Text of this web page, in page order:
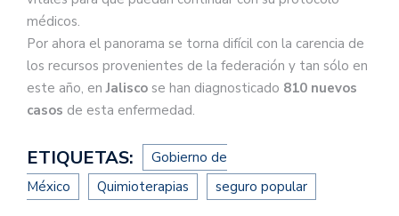
médicos.
Por ahora el panorama se torna difícil con la carencia de
los recursos provenientes de la federación y tan sólo en
este año, enJalisco se han diagnosticado 810 nuevos
casos de esta enfermedad.
ETIQUETAS:
Gobierno de
México
Quimioterapias seguro popular